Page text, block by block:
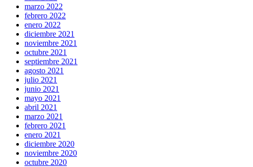
marzo 2022
febrero 2022
enero 2022
diciembre 2021
noviembre 2021
octubre 2021
septiembre 2021
agosto 2021
julio 2021
junio 2021
mayo 2021
abril 2021
marzo 2021
febrero 2021
enero 2021
diciembre 2020
noviembre 2020
octubre 2020